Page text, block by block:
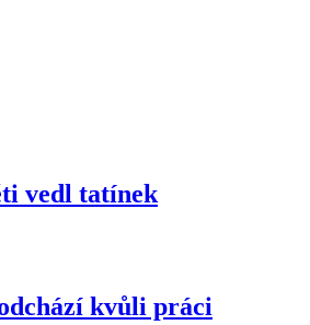
vedl tatínek
kvůli práci